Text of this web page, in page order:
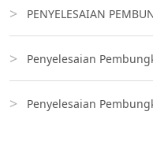
PENYELESAIAN
Penyelesaian
Penyelesaian